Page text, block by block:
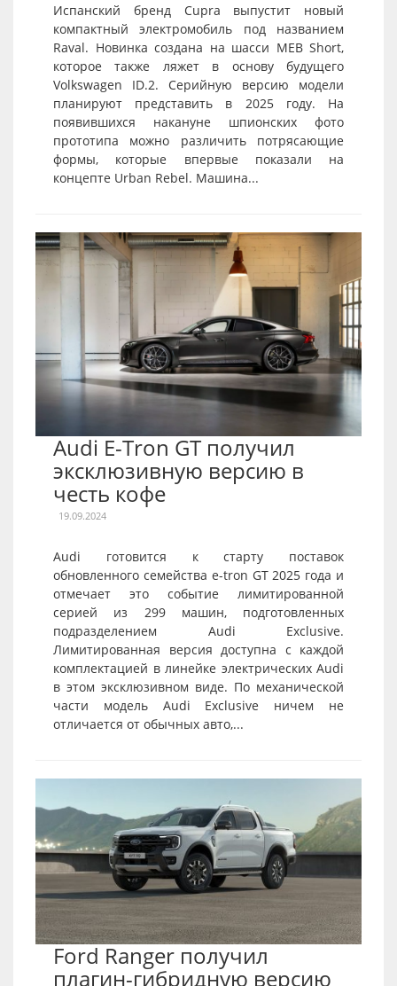
Испанский бренд Cupra выпустит новый
компактный электромобиль под названием
Raval. Новинка создана на шасси MEB Short,
которое также ляжет в основу будущего
Volkswagen ID.2. Серийную версию модели
планируют представить в 2025 году. На
появившихся накануне шпионских фото
прототипа можно различить потрясающие
формы, которые впервые показали на
концепте Urban Rebel. Машина...
Audi E-Tron GT получил
эксклюзивную версию в
честь кофе
19.09.2024
Audi готовится к старту поставок
обновленного семейства e-tron GT 2025 года и
отмечает это событие лимитированной
серией из 299 машин, подготовленных
подразделением Audi Exclusive.
Лимитированная версия доступна с каждой
комплектацией в линейке электрических Audi
в этом эксклюзивном виде. По механической
части модель Audi Exclusive ничем не
отличается от обычных авто,...
Ford Ranger получил
плагин-гибридную версию